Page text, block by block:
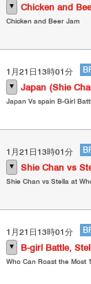
▼ Chicken and
Chicken and Beer Jam
1月21日13時01分
▼ Japan (Shie
Japan Vs spain B-Girl
1月21日13時01分
▼ Shie Chan vs
Shie Chan vs Stella at
1月21日13時01分
▼ B-girl Battle,
Who Can Roast the Most